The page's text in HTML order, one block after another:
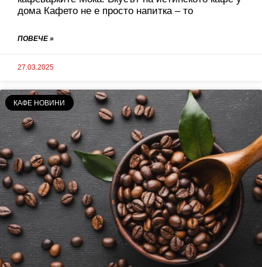
дома Кафето не е просто напитка – то
ПОВЕЧЕ »
27.03.2025
КАФЕ НОВИНИ